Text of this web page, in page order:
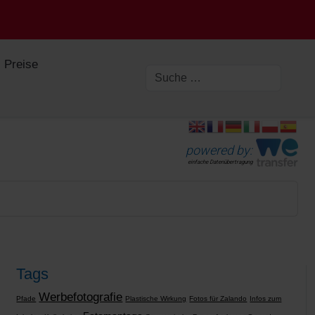
Preise
powered by:
einfache Datenübertragung
Tags
Pfade Werbefotografie Plastische Wirkung Fotos für Zalando Infos zum